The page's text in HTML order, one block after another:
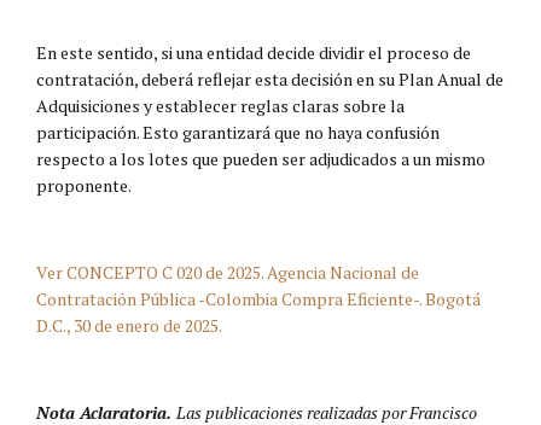
En este sentido, si una entidad decide dividir el proceso de
contratación, deberá reflejar esta decisión en su Plan Anual de
Adquisiciones y establecer reglas claras sobre la
participación. Esto garantizará que no haya confusión
respecto a los lotes que pueden ser adjudicados a un mismo
proponente.
Ver CONCEPTO C 020 de 2025. Agencia Nacional de
Contratación Pública -Colombia Compra Eficiente-. Bogotá
D.C., 30 de enero de 2025.
Nota Aclaratoria. Las publicaciones realizadas por Francisco